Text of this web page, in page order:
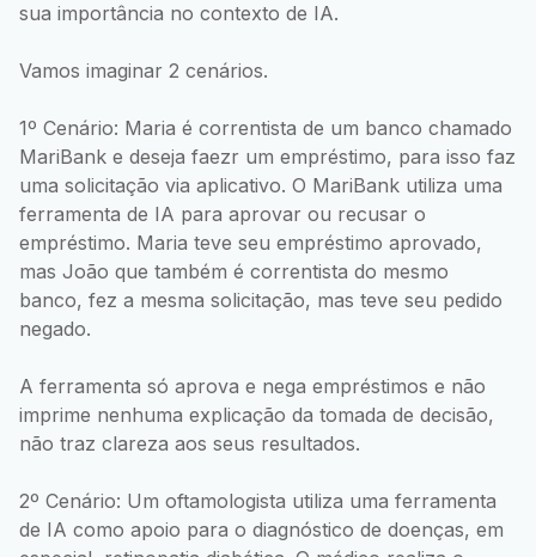
sua importância no contexto de IA.
Vamos imaginar 2 cenários.
1º Cenário: Maria é correntista de um banco chamado
MariBank e deseja faezr um empréstimo, para isso faz
uma solicitação via aplicativo. O MariBank utiliza uma
ferramenta de IA para aprovar ou recusar o
empréstimo. Maria teve seu empréstimo aprovado,
mas João que também é correntista do mesmo
banco, fez a mesma solicitação, mas teve seu pedido
negado.
A ferramenta só aprova e nega empréstimos e não
imprime nenhuma explicação da tomada de decisão,
não traz clareza aos seus resultados.
2º Cenário: Um oftamologista utiliza uma ferramenta
de IA como apoio para o diagnóstico de doenças, em